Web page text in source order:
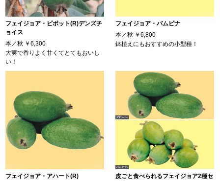
フェイジョア・ピポット(R)デンズチ
ョイス
本／秋 ￥6,300
大実で香りよく甘くてとてもおいし
い！
フェイジョア・バムビナ
本／秋 ￥6,800
鉢植えにもおすすめの小型種！
フェイジョア・アハート(R)
皮ごと食べられるフェイジョア2種セ